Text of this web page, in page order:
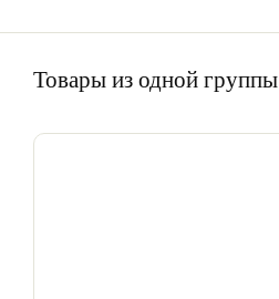
Товары из одной группы